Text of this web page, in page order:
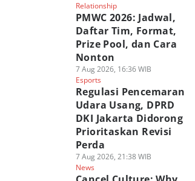
Relationship
PMWC 2026: Jadwal,
Daftar Tim, Format,
Prize Pool, dan Cara
Nonton
7 Aug 2026, 16:36 WIB
Esports
Regulasi Pencemaran
Udara Usang, DPRD
DKI Jakarta Didorong
Prioritaskan Revisi
Perda
7 Aug 2026, 21:38 WIB
News